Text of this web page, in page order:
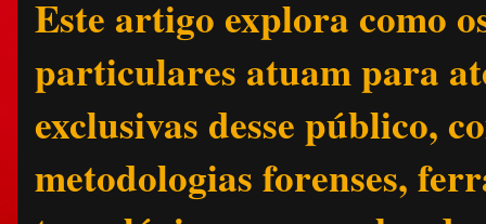
Este artigo explora como
particulares atuam para
exclusivas desse público,
metodologias forenses,